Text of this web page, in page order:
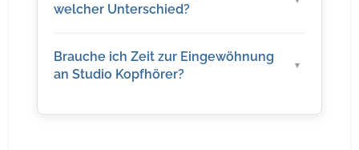
welcher Unterschied?
Brauche ich Zeit zur Eingewöhnung
an Studio Kopfhörer?